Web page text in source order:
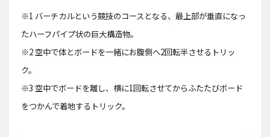
※1 バーチカルという競技のコースとなる、最上部が垂直になっ
たハーフパイプ状の巨大構造物。
※2 空中で体とボードを一緒にお腹側へ2回転半させるトリッ
ク。
※3 空中でボードを離し、横に1回転させてからふたたびボード
をつかんで着地するトリック。